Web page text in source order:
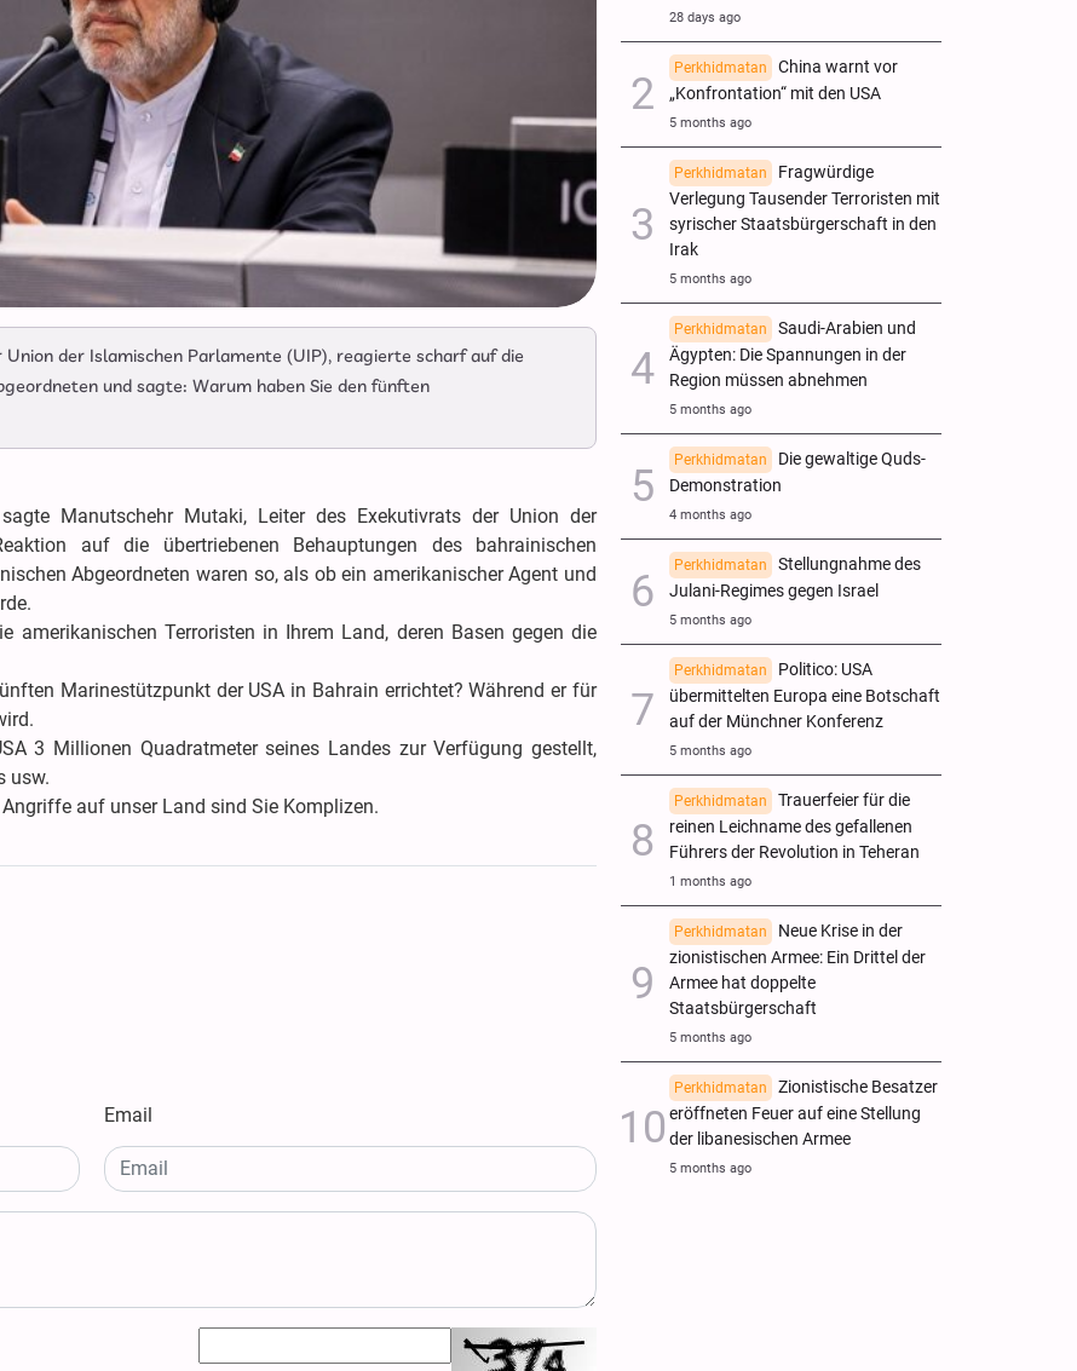
der Islamischen Parlamente (UIP), reagierte scharf auf die
und sagte: Warum haben Sie den fünften
Manutschehr Mutaki, Leiter des Exekutivrats der Union der
auf die übertriebenen Behauptungen des bahrainischen
Abgeordneten waren so, als ob ein amerikanischer Agent und
Terroristen in Ihrem Land, deren Basen gegen die
Marinestützpunkt der USA in Bahrain errichtet? Während er für
3 Millionen Quadratmeter seines Landes zur Verfügung gestellt,
usw.
auf unser Land sind Sie Komplizen.
Email
28 days ago
Perkhidmatan
China warnt vor
„Konfrontation“ mit den USA
5 months ago
Perkhidmatan
Fragwürdige
Verlegung Tausender Terroristen mit
syrischer Staatsbürgerschaft in den
Irak
5 months ago
Perkhidmatan
Saudi-Arabien und
Ägypten: Die Spannungen in der
Region müssen abnehmen
5 months ago
Perkhidmatan
Die gewaltige Quds-
Demonstration
4 months ago
Perkhidmatan
Stellungnahme des
Julani-Regimes gegen Israel
5 months ago
Perkhidmatan
Politico: USA
übermittelten Europa eine Botschaft
auf der Münchner Konferenz
5 months ago
Perkhidmatan
Trauerfeier für die
reinen Leichname des gefallenen
Führers der Revolution in Teheran
1 months ago
Perkhidmatan
Neue Krise in der
zionistischen Armee: Ein Drittel der
Armee hat doppelte
Staatsbürgerschaft
5 months ago
Perkhidmatan
Zionistische Besatzer
eröffneten Feuer auf eine Stellung
der libanesischen Armee
5 months ago